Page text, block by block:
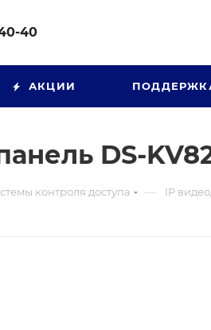
40
АКЦИИ
DS-
контроля доступа — IP